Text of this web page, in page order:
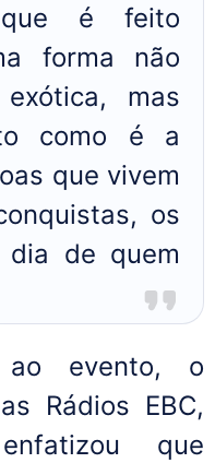
é feito
forma não
mas
como é a
que vivem
os
de quem
ao evento, o
Rádios EBC,
que